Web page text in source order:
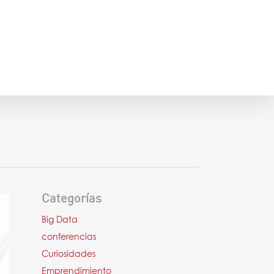
Categorías
Big Data
conferencias
Curiosidades
Emprendimiento